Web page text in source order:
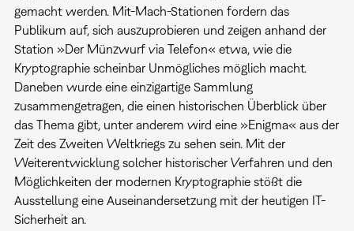
gemacht werden. Mit-Mach-Stationen fordern das
Publikum auf, sich auszuprobieren und zeigen anhand der
Station »Der Münzwurf via Telefon« etwa, wie die
Kryptographie scheinbar Unmögliches möglich macht.
Daneben wurde eine einzigartige Sammlung
zusammengetragen, die einen historischen Überblick über
das Thema gibt, unter anderem wird eine »Enigma« aus der
Zeit des Zweiten Weltkriegs zu sehen sein. Mit der
Weiterentwicklung solcher historischer Verfahren und den
Möglichkeiten der modernen Kryptographie stößt die
Ausstellung eine Auseinandersetzung mit der heutigen IT-
Sicherheit an.